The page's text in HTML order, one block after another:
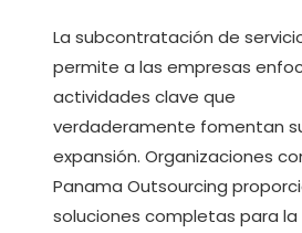
La subcontratación de
permite a las empresas
actividades clave que
verdaderamente fomentan
expansión. Organizaciones
Panama Outsourcing
soluciones completas para la